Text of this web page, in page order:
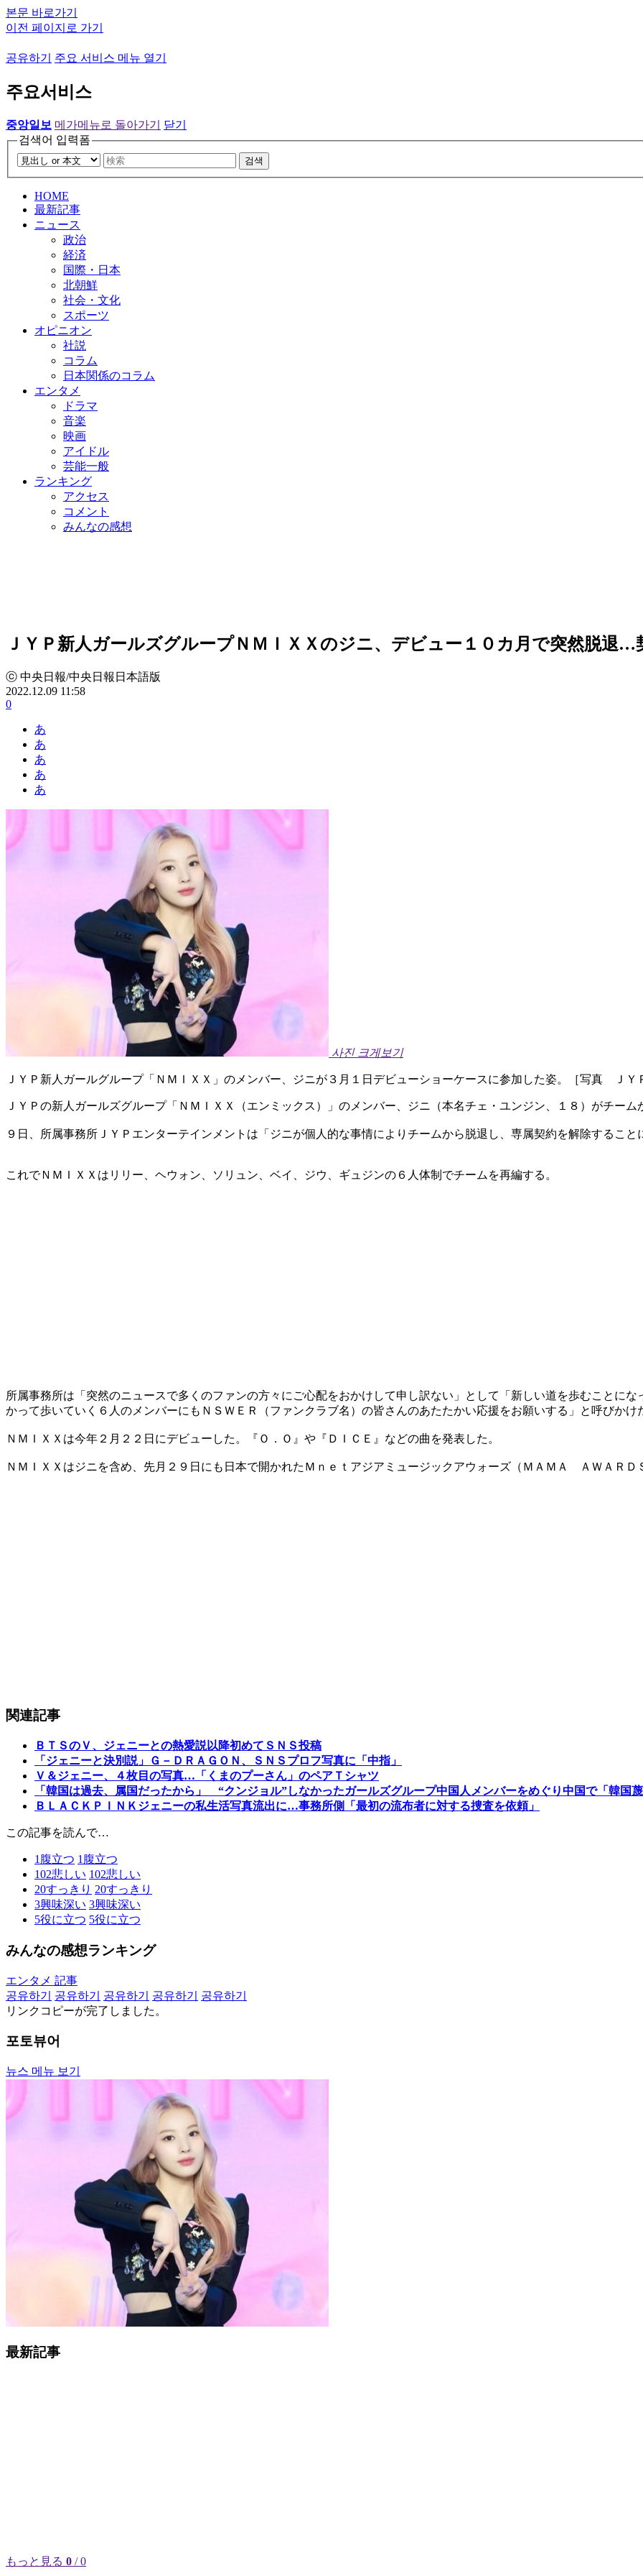
본문 바로가기
이전 페이지로 가기
공유하기 주요 서비스 메뉴 열기
주요서비스
중앙일보 메가메뉴로 돌아가기
닫기
검색어 입력폼
검색
HOME
最新記事
ニュース
政治
経済
国際・日本
北朝鮮
社会・文化
スポーツ
オピニオン
社説
コラム
日本関係のコラム
エンタメ
ドラマ
音楽
映画
アイドル
芸能一般
ランキング
アクセス
コメント
みんなの感想
ＪＹＰ新人ガールズグループＮＭＩＸＸのジニ、デビュー１０カ月で突然脱退…
ⓒ 中央日報/中央日報日本語版
2022.12.09 11:58
0
あ
あ
あ
あ
あ
사진 크게보기
ＪＹＰ新人ガールグループ「ＮＭＩＸＸ」のメンバー、ジニが３月１日デビューショーケースに参加した姿。［写真 ＪＹ
ＪＹＰの新人ガールズグループ「ＮＭＩＸＸ（エンミックス）」のメンバー、ジニ（本名チェ・ユンジン、１８）がチーム
９日、所属事務所ＪＹＰエンターテインメントは「ジニが個人的な事情によりチームから脱退し、専属契約を解除すること
これでＮＭＩＸＸはリリー、ヘウォン、ソリュン、ベイ、ジウ、ギュジンの６人体制でチームを再編する。
所属事務所は「突然のニュースで多くのファンの方々にご心配をおかけして申し訳ない」として「新しい道を歩むことに
かって歩いていく６人のメンバーにもＮＳＷＥＲ（ファンクラブ名）の皆さんのあたたかい応援をお願いする」と呼びかけ
ＮＭＩＸＸは今年２月２２日にデビューした。『Ｏ．Ｏ』や『ＤＩＣＥ』などの曲を発表した。
ＮＭＩＸＸはジニを含め、先月２９日にも日本で開かれたＭｎｅｔアジアミュージックアウォーズ（ＭＡＭＡ ＡＷＡＲＤ
関連記事
ＢＴＳのＶ、ジェニーとの熱愛説以降初めてＳＮＳ投稿
「ジェニーと決別説」Ｇ－ＤＲＡＧＯＮ、ＳＮＳプロフ写真に「中指」
Ｖ＆ジェニー、４枚目の写真…「くまのプーさん」のペアＴシャツ
「韓国は過去、属国だったから」 “クンジョル”しなかったガールズグループ中国人メンバーをめぐり中国で「韓国
ＢＬＡＣＫＰＩＮＫジェニーの私生活写真流出に…事務所側「最初の流布者に対する捜査を依頼」
この記事を読んで…
1 腹立つ 1 腹立つ
102悲しい 102悲しい
20すっきり 20すっきり
3興味深い 3興味深い
5役に立つ 5役に立つ
みんなの感想ランキング
エンタメ 記事
공유하기
공유하기 공유하기 공유하기
공유하기
リンクコピーが完了しました。
포토뷰어
뉴스 메뉴 보기
最新記事
もっと見る 0 / 0